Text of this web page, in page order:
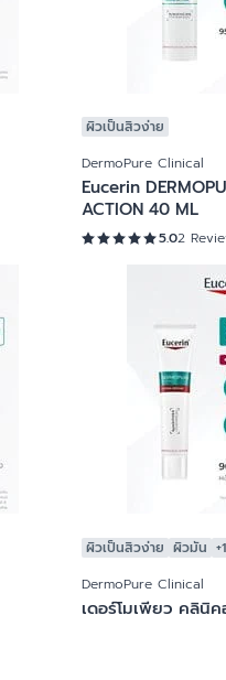
ผิวเป็นสิวง่าย
DermoPure Clinical
Eucerin
ACTION 40 ML
5.02
ผิวเป็นสิวง่าย ผิวมัน +1
DermoPure Clinical
เดอร์โมเพียว คลินิ